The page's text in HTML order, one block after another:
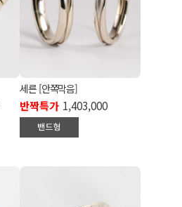
세른 [안쪽막음]
반짝특가 1,403,000